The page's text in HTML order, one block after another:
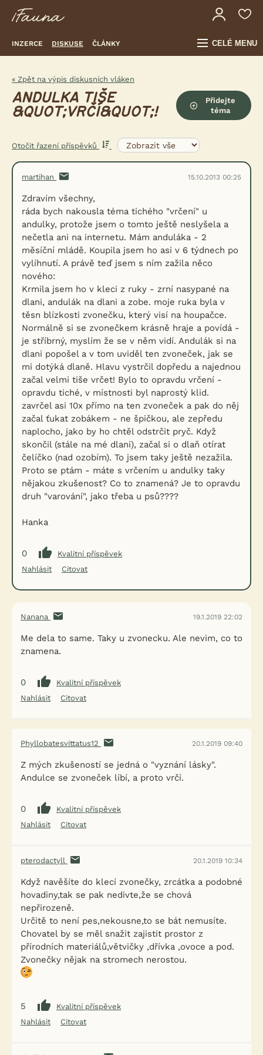
INZERCE DISKUSE ČLÁNKY CELÉ MENU
« Zpět na výpis diskusních vláken
ANDULKA TIŠE
&QUOT;VRČÍ&QUOT;!
Přidejte
téma
Otočit řazení příspěvků
martihan 15.10.2013 00:25
Zdravím všechny,
ráda bych nakousla téma tichého "vrčení" u
andulky, protože jsem o tomto ještě neslyšela a
nečetla ani na internetu. Mám anduláka - 2
měsíční mládě. Koupila jsem ho asi v 6 týdnech po
vylíhnutí. A právě teď jsem s ním zažila něco
nového:
Krmila jsem ho v kleci z ruky - zrní nasypané na
dlani, andulák na dlani a zobe. moje ruka byla v
těsn blízkosti zvonečku, který visí na houpačce.
Normálně si se zvonečkem krásně hraje a povídá -
je stříbrný, myslím že se v něm vidí. Andulák si na
dlani popošel a v tom uviděl ten zvoneček, jak se
mi dotýká dlaně. Hlavu vystrčil dopředu a najednou
začal velmi tiše vrčet! Bylo to opravdu vrčení -
opravdu tiché, v místnosti byl naprostý klid.
zavrčel asi 10x přímo na ten zvoneček a pak do něj
začal ťukat zobákem - ne špičkou, ale zepředu
naplocho, jako by ho chtěl odstrčit pryč. Když
skončil (stále na mé dlani), začal si o dlaň otírat
čelíčko (nad ozobím). To jsem taky ještě nezažila.
Proto se ptám - máte s vrčením u andulky taky
nějakou zkušenost? Co to znamená? Je to opravdu
druh "varování", jako třeba u psů????
Hanka
0
Kvalitní příspěvek
Nahlásit
Citovat
Nanana 19.1.2019 22:02
Me dela to same. Taky u zvonecku. Ale nevim, co to
znamena.
0
Kvalitní příspěvek
Nahlásit
Citovat
Phyllobatesvittatus12 20.1.2019 09:40
Z mých zkušeností se jedná o "vyznání lásky".
Andulce se zvoneček líbí, a proto vrčí.
0
Kvalitní příspěvek
Nahlásit
Citovat
pterodactyll 20.1.2019 10:34
Když navěšíte do klecí zvonečky, zrcátka a podobné
hovadiny,tak se pak nedivte,že se chová
nepřirozeně.
Určitě to není pes,nekousne,to se bát nemusíte.
Chovatel by se měl snažit zajistit prostor z
přírodních materiálů,větvičky ,dřívka ,ovoce a pod.
Zvonečky nějak na stromech nerostou.
5
Kvalitní příspěvek
Nahlásit
Citovat